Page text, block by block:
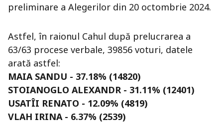
preliminare a Alegerilor din 20 octombrie 2024.
Astfel, în raionul Cahul după prelucrarea a
63/63 procese verbale, 39856 voturi, datele
arată astfel:
MAIA SANDU - 37.18% (14820)
STOIANOGLO ALEXANDR - 31.11% (12401)
USATÎI RENATO - 12.09% (4819)
VLAH IRINA - 6.37% (2539)